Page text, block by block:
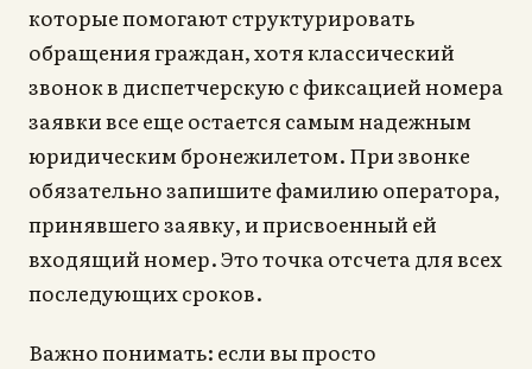
которые помогают структурировать
обращения граждан, хотя классический
звонок в диспетчерскую с фиксацией номера
заявки все еще остается самым надежным
юридическим бронежилетом. При звонке
обязательно запишите фамилию оператора,
принявшего заявку, и присвоенный ей
входящий номер. Это точка отсчета для всех
последующих сроков.
Важно понимать: если вы просто